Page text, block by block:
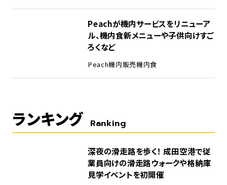
Peachが機内サービスをリニューア
ル、機内食新メニューや子供向けすご
ろくなど
Peach機内販売機内食
ランキング Ranking
深夜の滑走路を歩く！ 成田空港で従
業員向けの滑走路ウォークや格納庫
見学イベントを初開催